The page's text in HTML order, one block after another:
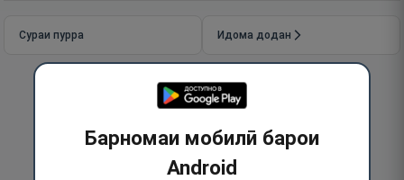
Сураи пурра Идома додан
Барномаи мобилӣ барои
Android